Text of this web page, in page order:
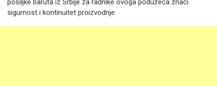
pošiljke baruta iz Srbije za radnike ovoga poduzeća znači
sigurnost i kontinuitet proizvodnje.